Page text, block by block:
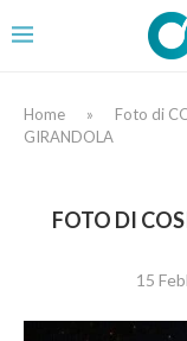
Home »
Foto di
GIRANDOLA
FOTO DI
15